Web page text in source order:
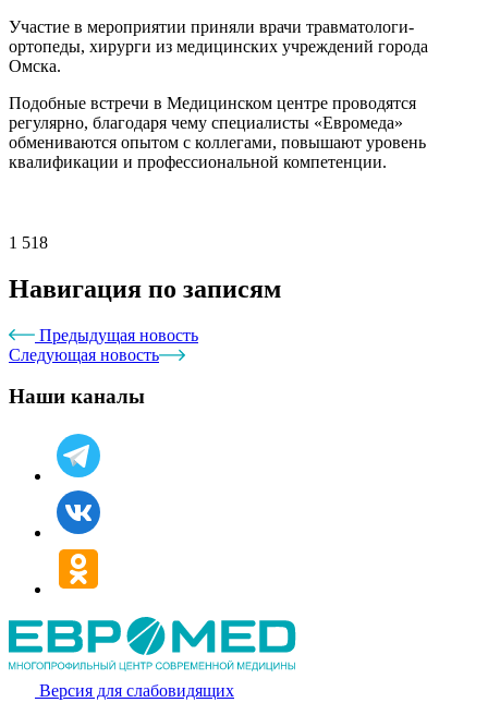
Участие в мероприятии приняли врачи травматологи-
ортопеды, хирурги из медицинских учреждений города
Омска.
Подобные встречи в Медицинском центре проводятся
регулярно, благодаря чему специалисты «Евромеда»
обмениваются опытом с коллегами, повышают уровень
квалификации и профессиональной компетенции.
1 518
Навигация по записям
Предыдущая новость
Следующая новость
Наши каналы
Версия для слабовидящих